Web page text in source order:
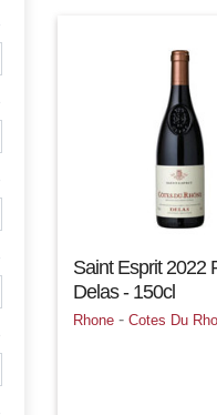
Saint Esprit 2022
Delas - 150cl
Rhone - Cotes Du